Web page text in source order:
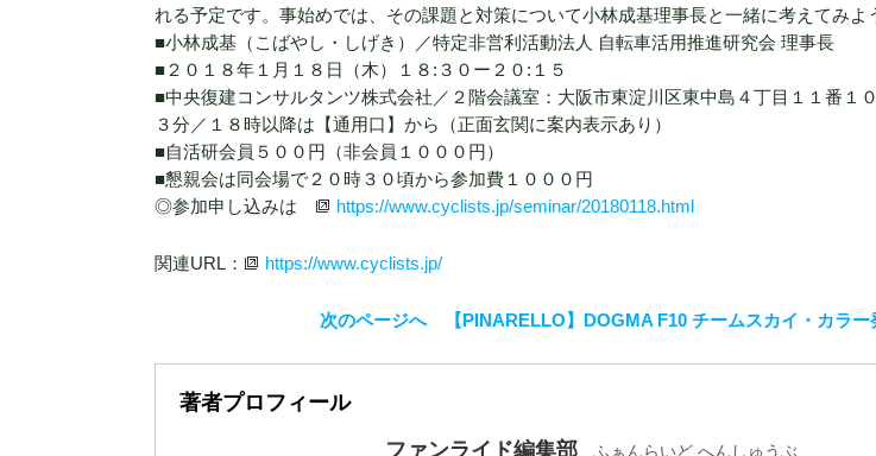
れる予定です。事始めでは、その課題と対策について小林成基理事長と一緒に考えてみよ
■小林成基（こばやし・しげき）／特定非営利活動法人 自転車活用推進研究会 理事長
■２０１８年１月１８日（木）１８:３０ー２０:１５
■中央復建コンサルタンツ株式会社／２階会議室：大阪市東淀川区東中島４丁目１１番１
３分／１８時以降は【通用口】から（正面玄関に案内表示あり）
■自活研会員５００円（非会員１０００円）
■懇親会は同会場で２０時３０頃から参加費１０００円
◎参加申し込みは
https://www.cyclists.jp/seminar/20180118.html
関連URL： https://www.cyclists.jp/
次のページへ 【PINARELLO】DOGMA F10 チームスカイ・カラー
著者プロフィール
ファンライド編集部
ふぁんらいど へんしゅうぶ